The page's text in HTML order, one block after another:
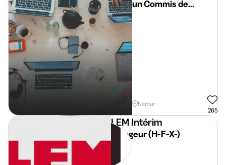
un Commis de
cuisine à Namur
Namur
265
LEM Intérim
Plongeur (H-F-X-)